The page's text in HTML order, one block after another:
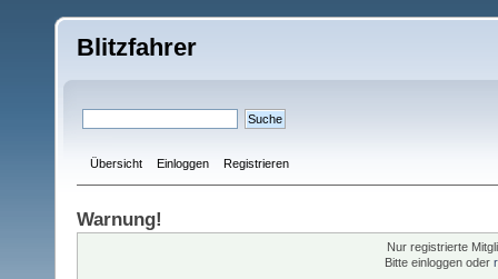
Blitzfahrer
Übersicht Einloggen Registrieren
Warnung!
Nur registrierte
Bitte einloggen oder